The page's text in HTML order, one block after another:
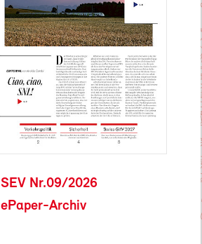
SEV Nr.09/2026
ePaper-Archiv